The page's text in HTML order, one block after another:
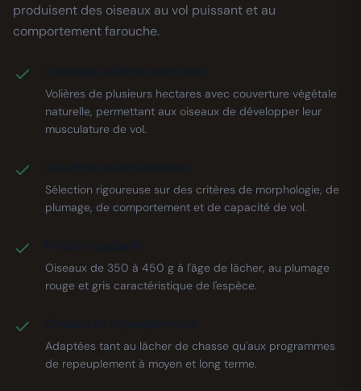
produisent des oiseaux au vol puissant et au
comportement farouche.
Volières de plusieurs hectares avec couverture végétale
naturelle, permettant aux oiseaux de développer leur
musculature de vol.
Sélection rigoureuse sur des critères de morphologie, de
plumage, de comportement et de capacité de vol.
Oiseaux de 350 à 450 g à l'âge de lâcher, au plumage
rouge et gris caractéristique de l'espèce.
Adaptées tant au lâcher de chasse qu'aux programmes
de repeuplement à moyen et long terme.